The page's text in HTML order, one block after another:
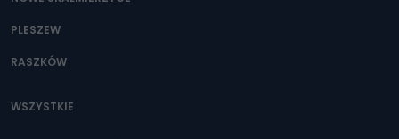
PLESZEW
RASZKÓW
WSZYSTKIE